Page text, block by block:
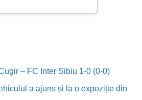
– FC Inter Sibiu 1-0 (0-0)
a ajuns și la o expoziție din